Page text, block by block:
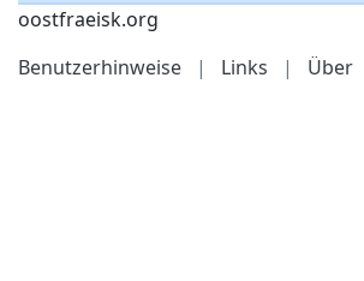
oostfraeisk.org
Benutzerhinweise
| Links | Über